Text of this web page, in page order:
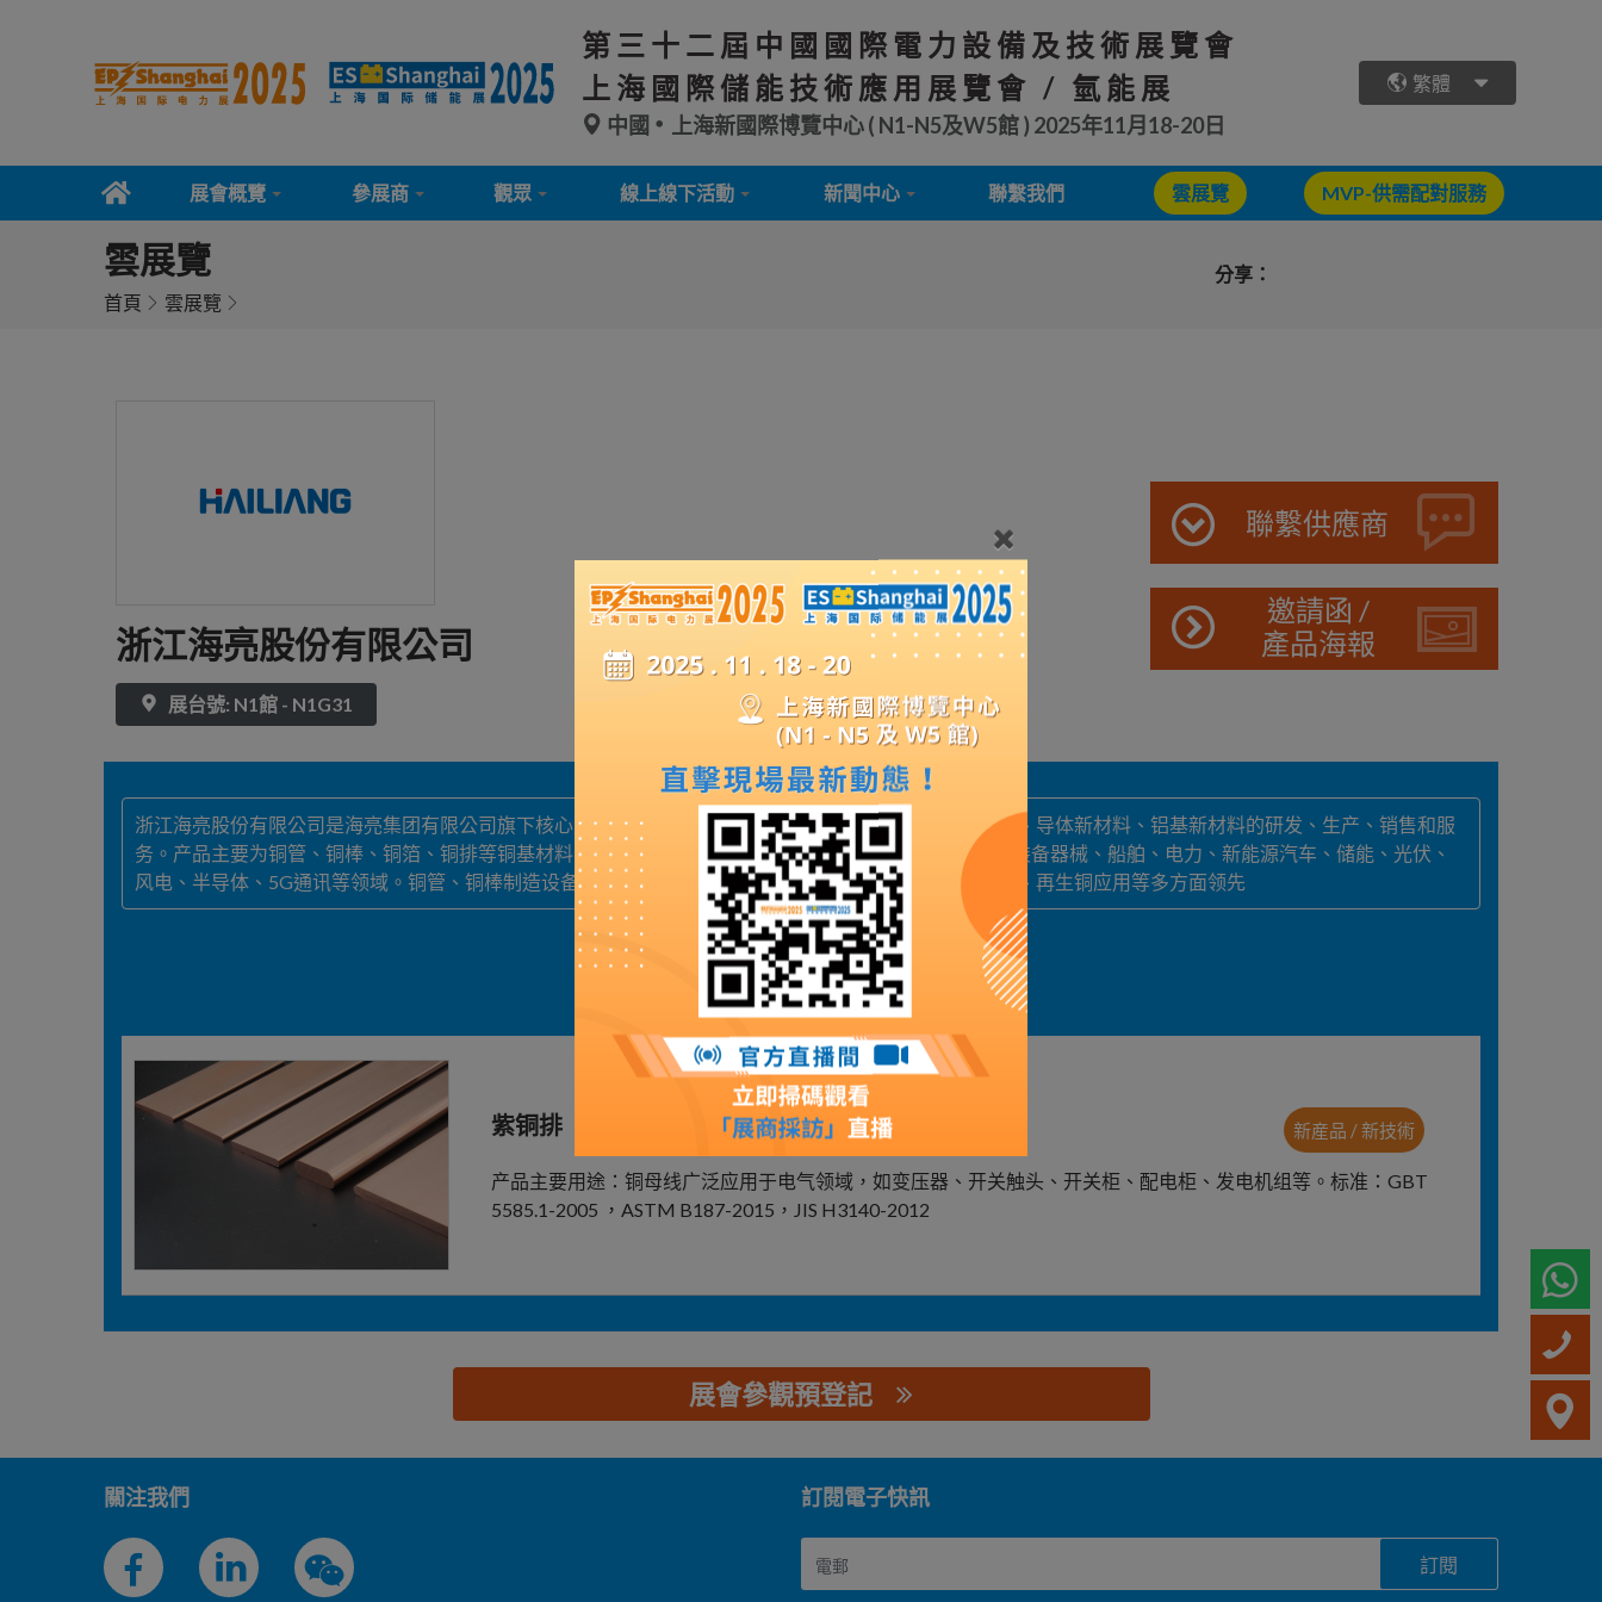
第三十二屆中國國際電力設備及技術展覽會
上海國際儲能技術應用展覽會 / 氫能展
中國 上海新國際博覽中心 ( N1-N5及W5館 ) 2025年11月18-20日
繁體
展會概覽 參展商 觀眾 線上線下活動 新聞中心 聯繫我們 雲展覽 MVP-供需配對服務
雲展覽
首頁 雲展覽
分享：
浙江海亮股份有限公司
展台號: N1館 - N1G31
聯繫供應商
邀請函 /
產品海報
浙江海亮股份有限公司是海亮集团有限公司旗下核心产业公司自2001年成立以来，一直致力于优质铜产品、导体新材料、铝基新材料的研发、生产、销售和服
务。产品主要为铜管、铜棒、铜箔、铜排等铜基材料，有上干个牌号数万种规格。产品广泛应用在家电、装备器械、船舶、电力、新能源汽车、储能、光伏、
风电、半导体、5G通讯等领域。铜管、铜棒制造设备90%以上自主研发，具备独立知识产权，在技术迭代、再生铜应用等多方面领先
展品詳情
紫铜排 新産品 / 新技術
产品主要用途：铜母线广泛应用于电气领域，如变压器、开关触头、开关柜、配电柜、发电机组等。标准：GBT
5585.1-2005 ，ASTM B187-2015，JIS H3140-2012
展會參觀預登記
關注我們 訂閱電子快訊
訂閱